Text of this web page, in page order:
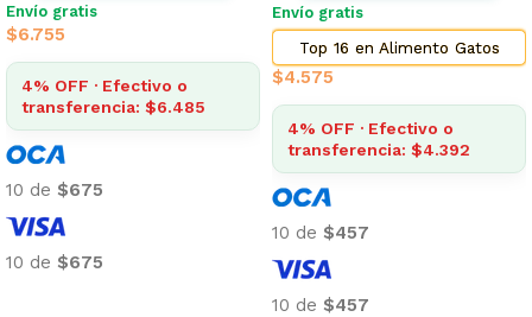
Envío gratis
$6.755
4% OFF · Efectivo o
transferencia: $6.485
10 de $675
10 de $675
Envío gratis
Top 16 en Alimento Gatos
$4.575
4% OFF · Efectivo o
transferencia: $4.392
10 de $457
10 de $457